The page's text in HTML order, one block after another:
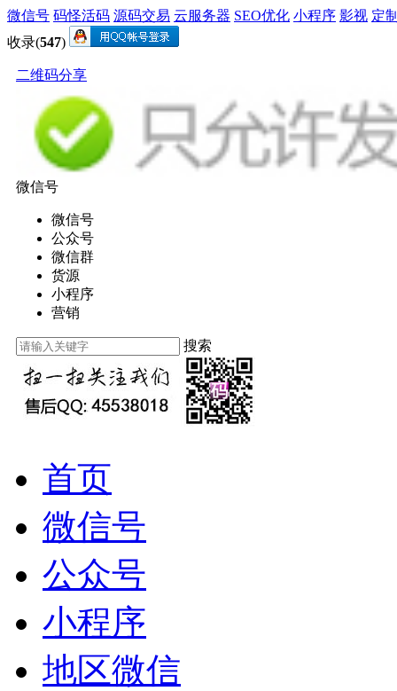
微信号 码怪活码 源码交易 云服务器 SEO优化 小程序 影视 定
收录(547)
二维码分享
微信号
微信号
公众号
微信群
货源
小程序
营销
搜索
首页
微信号
公众号
小程序
地区微信